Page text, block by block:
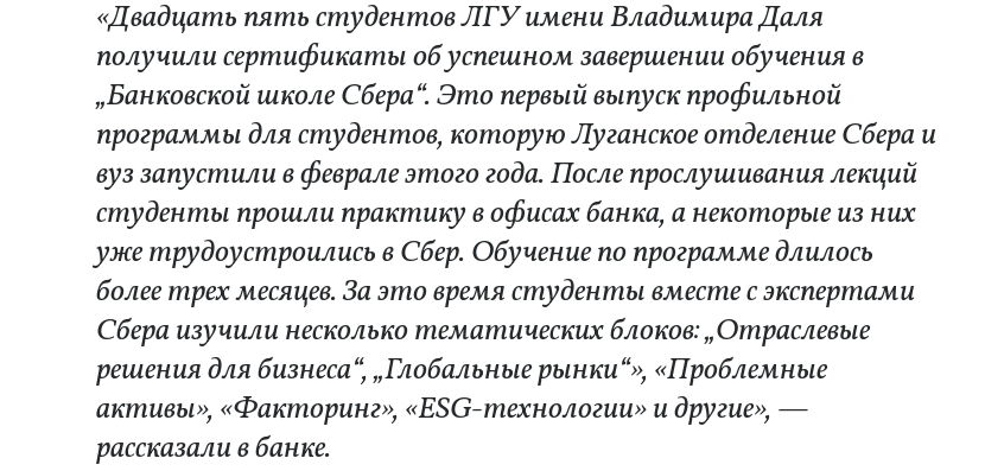
«Двадцать пять студентов ЛГУ имени Владимира Даля
получили сертификаты об успешном завершении обучения в
„Банковской школе Сбера“. Это первый выпуск профильной
программы для студентов, которую Луганское отделение Сбера и
вуз запустили в феврале этого года. После прослушивания лекций
студенты прошли практику в офисах банка, а некоторые из них
уже трудоустроились в Сбер. Обучение по программе длилось
более трех месяцев. За это время студенты вместе с экспертами
Сбера изучили несколько тематических блоков: „Отраслевые
решения для бизнеса“, „Глобальные рынки“», «Проблемные
активы», «Факторинг», «ESG-технологии» и другие», —
рассказали в банке.